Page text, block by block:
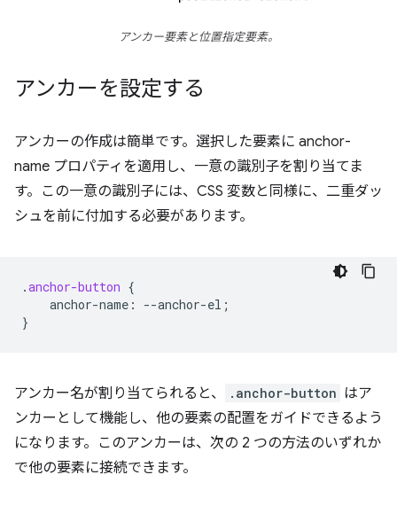
アンカー要素と位置指定要素。
アンカーを設定する
アンカーの作成は簡単です。選択した要素に anchor-
name プロパティを適用し、一意の識別子を割り当てま
す。この一意の識別子には、CSS 変数と同様に、二重ダッ
シュを前に付加する必要があります。
.anchor-button {
anchor-name : --anchor-el ;
}
アンカー名が割り当てられると、 .anchor-button はア
ンカーとして機能し、他の要素の配置をガイドできるよう
になります。このアンカーは、次の 2 つの方法のいずれか
で他の要素に接続できます。